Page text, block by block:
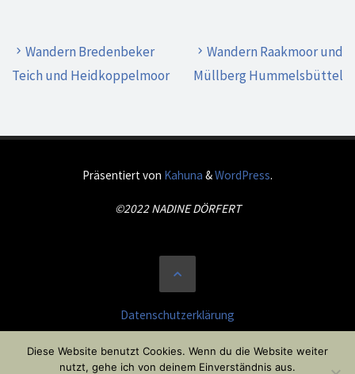
Wandern Bredenbeker
Teich und Heidkoppelmoor
Wandern Raakmoor und
Müllberg Hummelsbüttel
Präsentiert von Kahuna &WordPress.
©2022 NADINE DÖRFERT
Datenschutzerklärung
Diese Website benutzt Cookies. Wenn du die Website weiter
nutzt, gehe ich von deinem Einverständnis aus.